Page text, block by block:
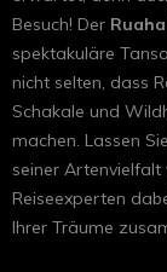
Besuch! Der
spektakuläre
nicht selten, dass
Schakale und
machen. Lassen
seiner Artenvielfalt
Reiseexperten
Ihrer Träume